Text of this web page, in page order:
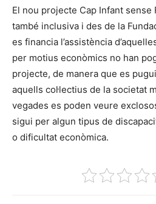
El nou projecte Cap Infant sense
també inclusiva i des de la
es financia l’assistència
per motius econòmics no han
projecte, de manera que es
aquells col·lectius de la societat
vegades es poden veure
sigui per algun tipus de
o dificultat econòmica.